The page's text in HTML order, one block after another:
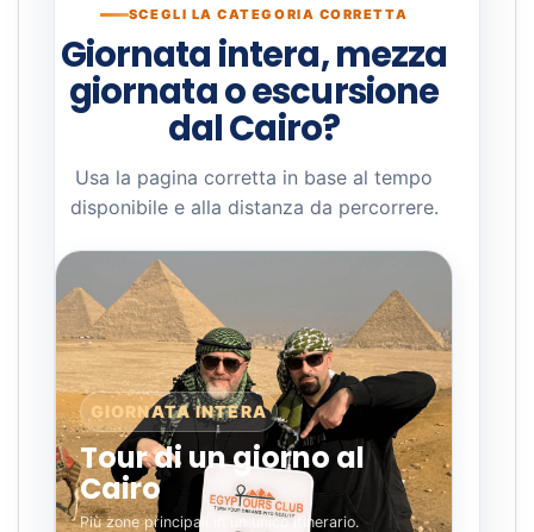
SCEGLI LA CATEGORIA CORRETTA
Giornata intera, mezza
giornata o escursione
dal Cairo?
Usa la pagina corretta in base al tempo
disponibile e alla distanza da percorrere.
GIORNATA INTERA
Tour di un giorno al
Cairo
Più zone principali in un unico itinerario.